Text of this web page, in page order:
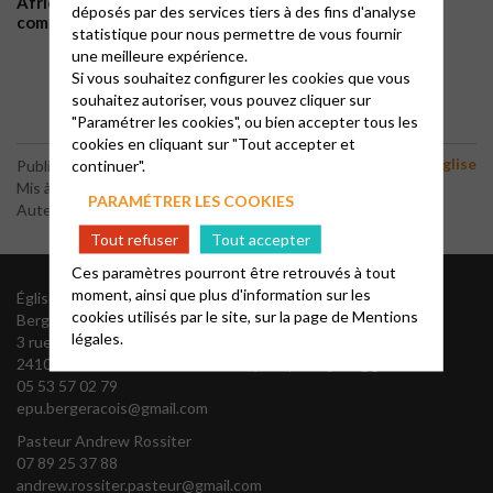
compositions,etc…
Vous êtes toutes et tous les bienvenus !
Publié le 9 novembre 2022
Mis à jour le 9 janvier 2026
Auteur : AD
Vie de notre Église
Église Protestante Unie du
Bergeracois
3 rue des Recollets
24100 BERGERAC
05 53 57 02 79
epu.bergeracois@gmail.com
Présidente du Conseil
Presbytéral
Pasteur Andrew Rossiter
07 89 25 37 88
andrew.rossiter.pasteur@gmail.com
déposés par des services tiers à des fins d'analyse
statistique pour nous permettre de vous fournir
une meilleure expérience.
Si vous souhaitez configurer les cookies que vous
souhaitez autoriser, vous pouvez cliquer sur
"Paramétrer les cookies", ou bien accepter tous les
cookies en cliquant sur "Tout accepter et
continuer".
PARAMÉTRER LES COOKIES
Tout refuser
Tout accepter
Ces paramètres pourront être retrouvés à tout
moment, ainsi que plus d'information sur les
cookies utilisés par le site, sur la page deMentions
légales.